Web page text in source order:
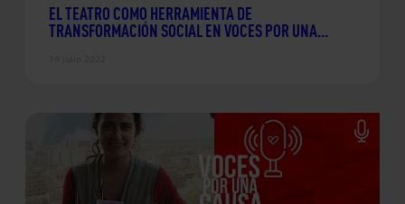
EL TEATRO COMO HERRAMIENTA DE
TRANSFORMACIÓN SOCIAL EN VOCES POR UNA